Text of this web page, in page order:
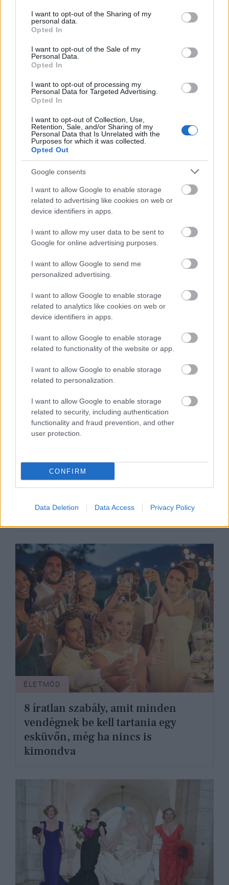
not limited to your visit or usage behaviour. You may click to
grant or deny consent to Google and its third-party tags to
use your data for below specified purposes in below Google
consent section.
I want to opt-out of the Sharing of my
personal data.
Opted In
I want to opt-out of the Sale of my
Personal Data.
Opted In
I want to opt-out of processing my
Personal Data for Targeted Advertising.
Opted In
I want to opt-out of Collection, Use,
Retention, Sale, and/or Sharing of my
Personal Data that Is Unrelated with the
Purposes for which it was collected.
Opted Out
Google consents
I want to allow Google to enable storage
related to advertising like cookies on web or
device identifiers in apps.
I want to allow my user data to be sent to
Google for online advertising purposes.
I want to allow Google to send me
personalized advertising.
I want to allow Google to enable storage
related to analytics like cookies on web or
device identifiers in apps.
I want to allow Google to enable storage
related to functionality of the website or app.
I want to allow Google to enable storage
related to personalization.
I want to allow Google to enable storage
related to security, including authentication
functionality and fraud prevention, and other
user protection.
CONFIRM
Data Deletion Data Access Privacy Policy
SZTÁRHÍREK
Álomszép Vivienne Westwood
miniruhában mondta ki a boldogító
igent a Sziget Fesztivál sztárja:
Charli XCX kollégájához ment
férjhez
ÉLETMÓD
A nagy
nap... és a nagy matek – így spórolj
stílusosan az esküvőn
ÉLETMÓD
8 íratlan szabály, amit minden
vendégnek be kell tartania egy
esküvőn, még ha nincs is
kimondva